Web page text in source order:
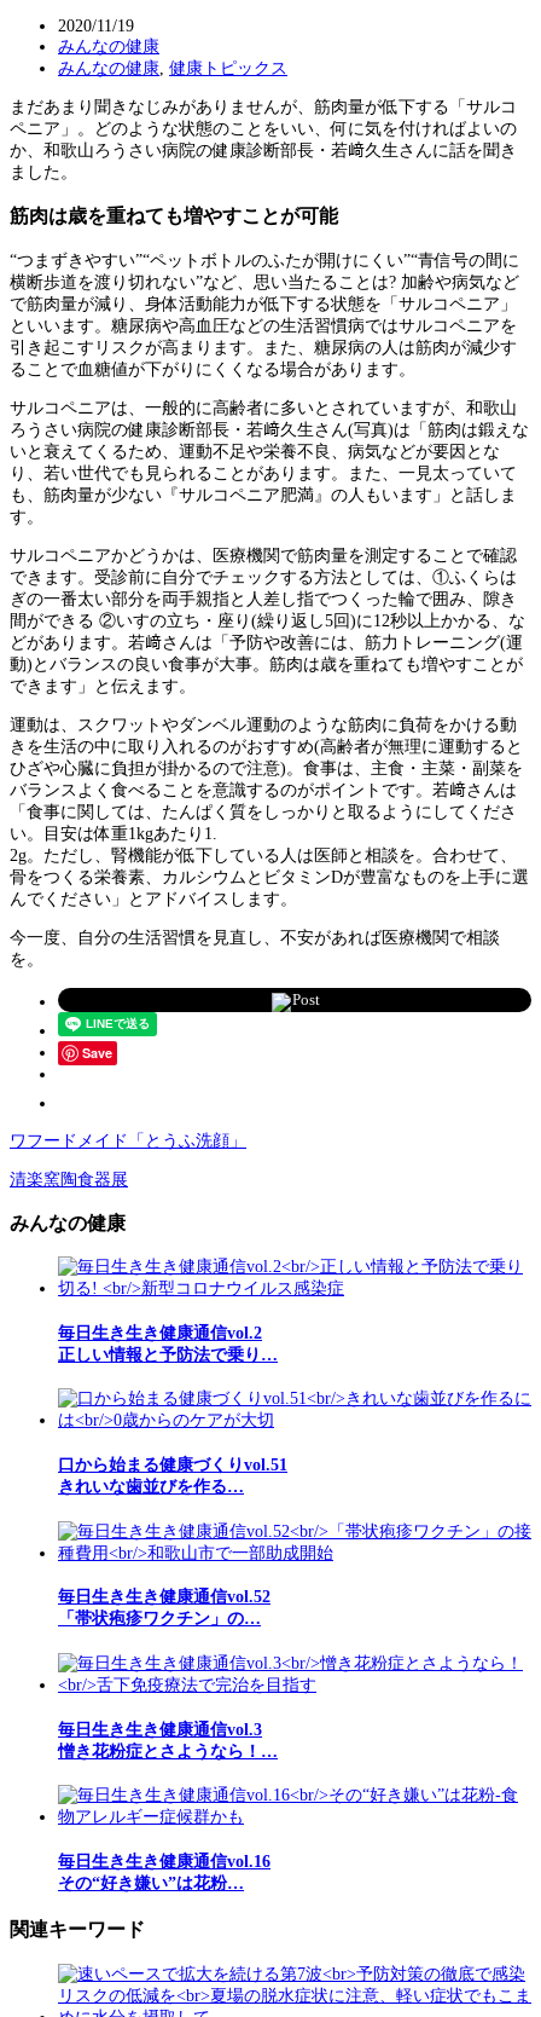
2020/11/19
みんなの健康
みんなの健康 健康トピックス
まだあまり聞きなじみがありませんが、筋肉量が低下する「サルコ
ペニア」。どのような状態のことをいい、何に気を付ければよいの
か、和歌山ろうさい病院の健康診断部長・若﨑久生さんに話を聞き
ました。
筋肉は歳を重ねても増やすことが可能
“つまずきやすい”“ペットボトルのふたが開けにくい”“青信号の間に
横断歩道を渡り切れない”など、思い当たることは? 加齢や病気など
で筋肉量が減り、身体活動能力が低下する状態を「サルコペニア」
といいます。糖尿病や高血圧などの生活習慣病ではサルコペニアを
引き起こすリスクが高まります。また、糖尿病の人は筋肉が減少す
ることで血糖値が下がりにくくなる場合があります。
サルコペニアは、一般的に高齢者に多いとされていますが、和歌山
ろうさい病院の健康診断部長・若﨑久生さん(写真)は「筋肉は鍛えな
いと衰えてくるため、運動不足や栄養不良、病気などが要因とな
り、若い世代でも見られることがあります。また、一見太っていて
も、筋肉量が少ない『サルコペニア肥満』の人もいます」と話しま
す。
サルコペニアかどうかは、医療機関で筋肉量を測定することで確認
できます。受診前に自分でチェックする方法としては、①ふくらは
ぎの一番太い部分を両手親指と人差し指でつくった輪で囲み、隙き
間ができる ②いすの立ち・座り(繰り返し5回)に12秒以上かかる、な
どがあります。若﨑さんは「予防や改善には、筋力トレーニング(運
動)とバランスの良い食事が大事。筋肉は歳を重ねても増やすことが
できます」と伝えます。
運動は、スクワットやダンベル運動のような筋肉に負荷をかける動
きを生活の中に取り入れるのがおすすめ(高齢者が無理に運動すると
ひざや心臓に負担が掛かるので注意)。食事は、主食・主菜・副菜を
バランスよく食べることを意識するのがポイントです。若﨑さんは
「食事に関しては、たんぱく質をしっかりと取るようにしてくださ
い。目安は体重1kgあたり1.
2g。ただし、腎機能が低下している人は医師と相談を。合わせて、
骨をつくる栄養素、カルシウムとビタミンDが豊富なものを上手に選
んでください」とアドバイスします。
今一度、自分の生活習慣を見直し、不安があれば医療機関で相談
を。
Post
Save
ワフードメイド「とうふ洗顔」
清楽窯陶食器展
みんなの健康
毎日生き生き健康通信vol.2
正しい情報と予防法で乗り…
口から始まる健康づくりvol.51
きれいな歯並びを作る…
毎日生き生き健康通信vol.52
「帯状疱疹ワクチン」の…
毎日生き生き健康通信vol.3
憎き花粉症とさようなら！…
毎日生き生き健康通信vol.16
その“好き嫌い”は花粉…
関連キーワード